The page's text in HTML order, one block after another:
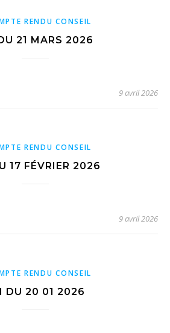
RENDU CONSEIL
21 MARS 2026
9 avril 2026
RENDU CONSEIL
17 FÉVRIER 2026
9 avril 2026
RENDU CONSEIL
DU 20 01 2026